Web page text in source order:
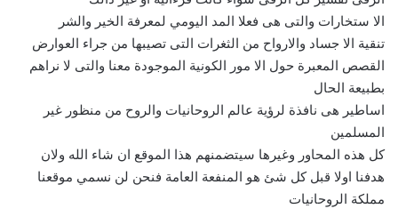
الا ستخارات والتى هى فعلا المد اليومي لمعرفة الخير والشر
تنقية الا جساد والارواح من الثغرات التى تصيبها من جراء العوارض
القصص المعبرة حول الا مور الكونية الموجودة معنا والتى لا نراهم
بطبيعة الحال
اساطير هى نافذة لرؤية عالم الروحانيات والروح من منظور غير
المسلمين
كل هذه المحاور وغيرها سيتضمنهم هذا الموقع ان شاء الله ولان
هدفنا اولا قبل كل شئ هو المنفعة العامة فنحن لن نسمي موقعنا
مملكة الروحانيات